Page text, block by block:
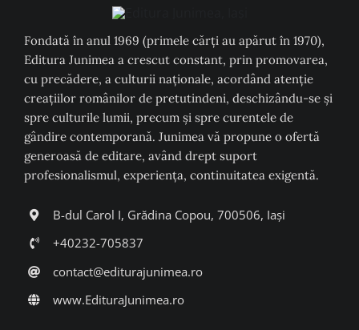
Fondată în anul 1969 (primele cărți au apărut în 1970),
Editura Junimea a crescut constant, prin promovarea,
cu precădere, a culturii naţionale, acordând atenţie
creaţiilor românilor de pretutindeni, deschizându-se şi
spre culturile lumii, precum şi spre curentele de
gândire contemporană. Junimea vă propune o ofertă
generoasă de editare, având drept suport
profesionalismul, experiența, continuitatea exigentă.
B-dul Carol I, Grădina Copou, 700506, Iași
+40232-705837
contact@editurajunimea.ro
www.EdituraJunimea.ro